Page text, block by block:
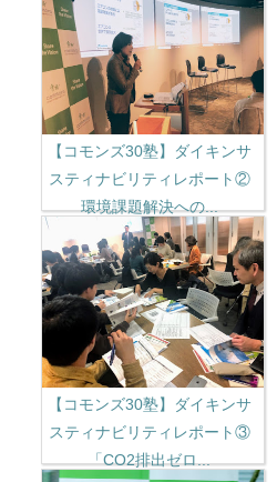
【コモンズ30塾】ダイキンサ
スティナビリティレポート②
環境課題解決への...
【コモンズ30塾】ダイキンサ
スティナビリティレポート③
「CO2排出ゼロ...